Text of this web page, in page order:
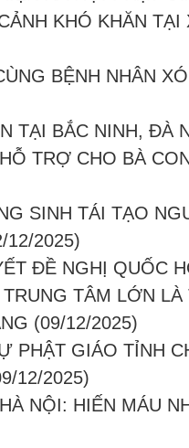
KHÓ KHĂN
BỆNH NHÂN
TẠI BẮC NINH, ĐÀ
TRỢ CHO BÀ
SINH TÁI TẠO
12/2025)
ĐỀ NGHỊ QUỐC
TÂM LỚN
(09/12/2025)
PHẬT GIÁO TỈNH
12/2025)
NỘI: HIẾN MÁU